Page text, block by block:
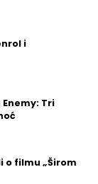
i
Tri
o filmu „Širom